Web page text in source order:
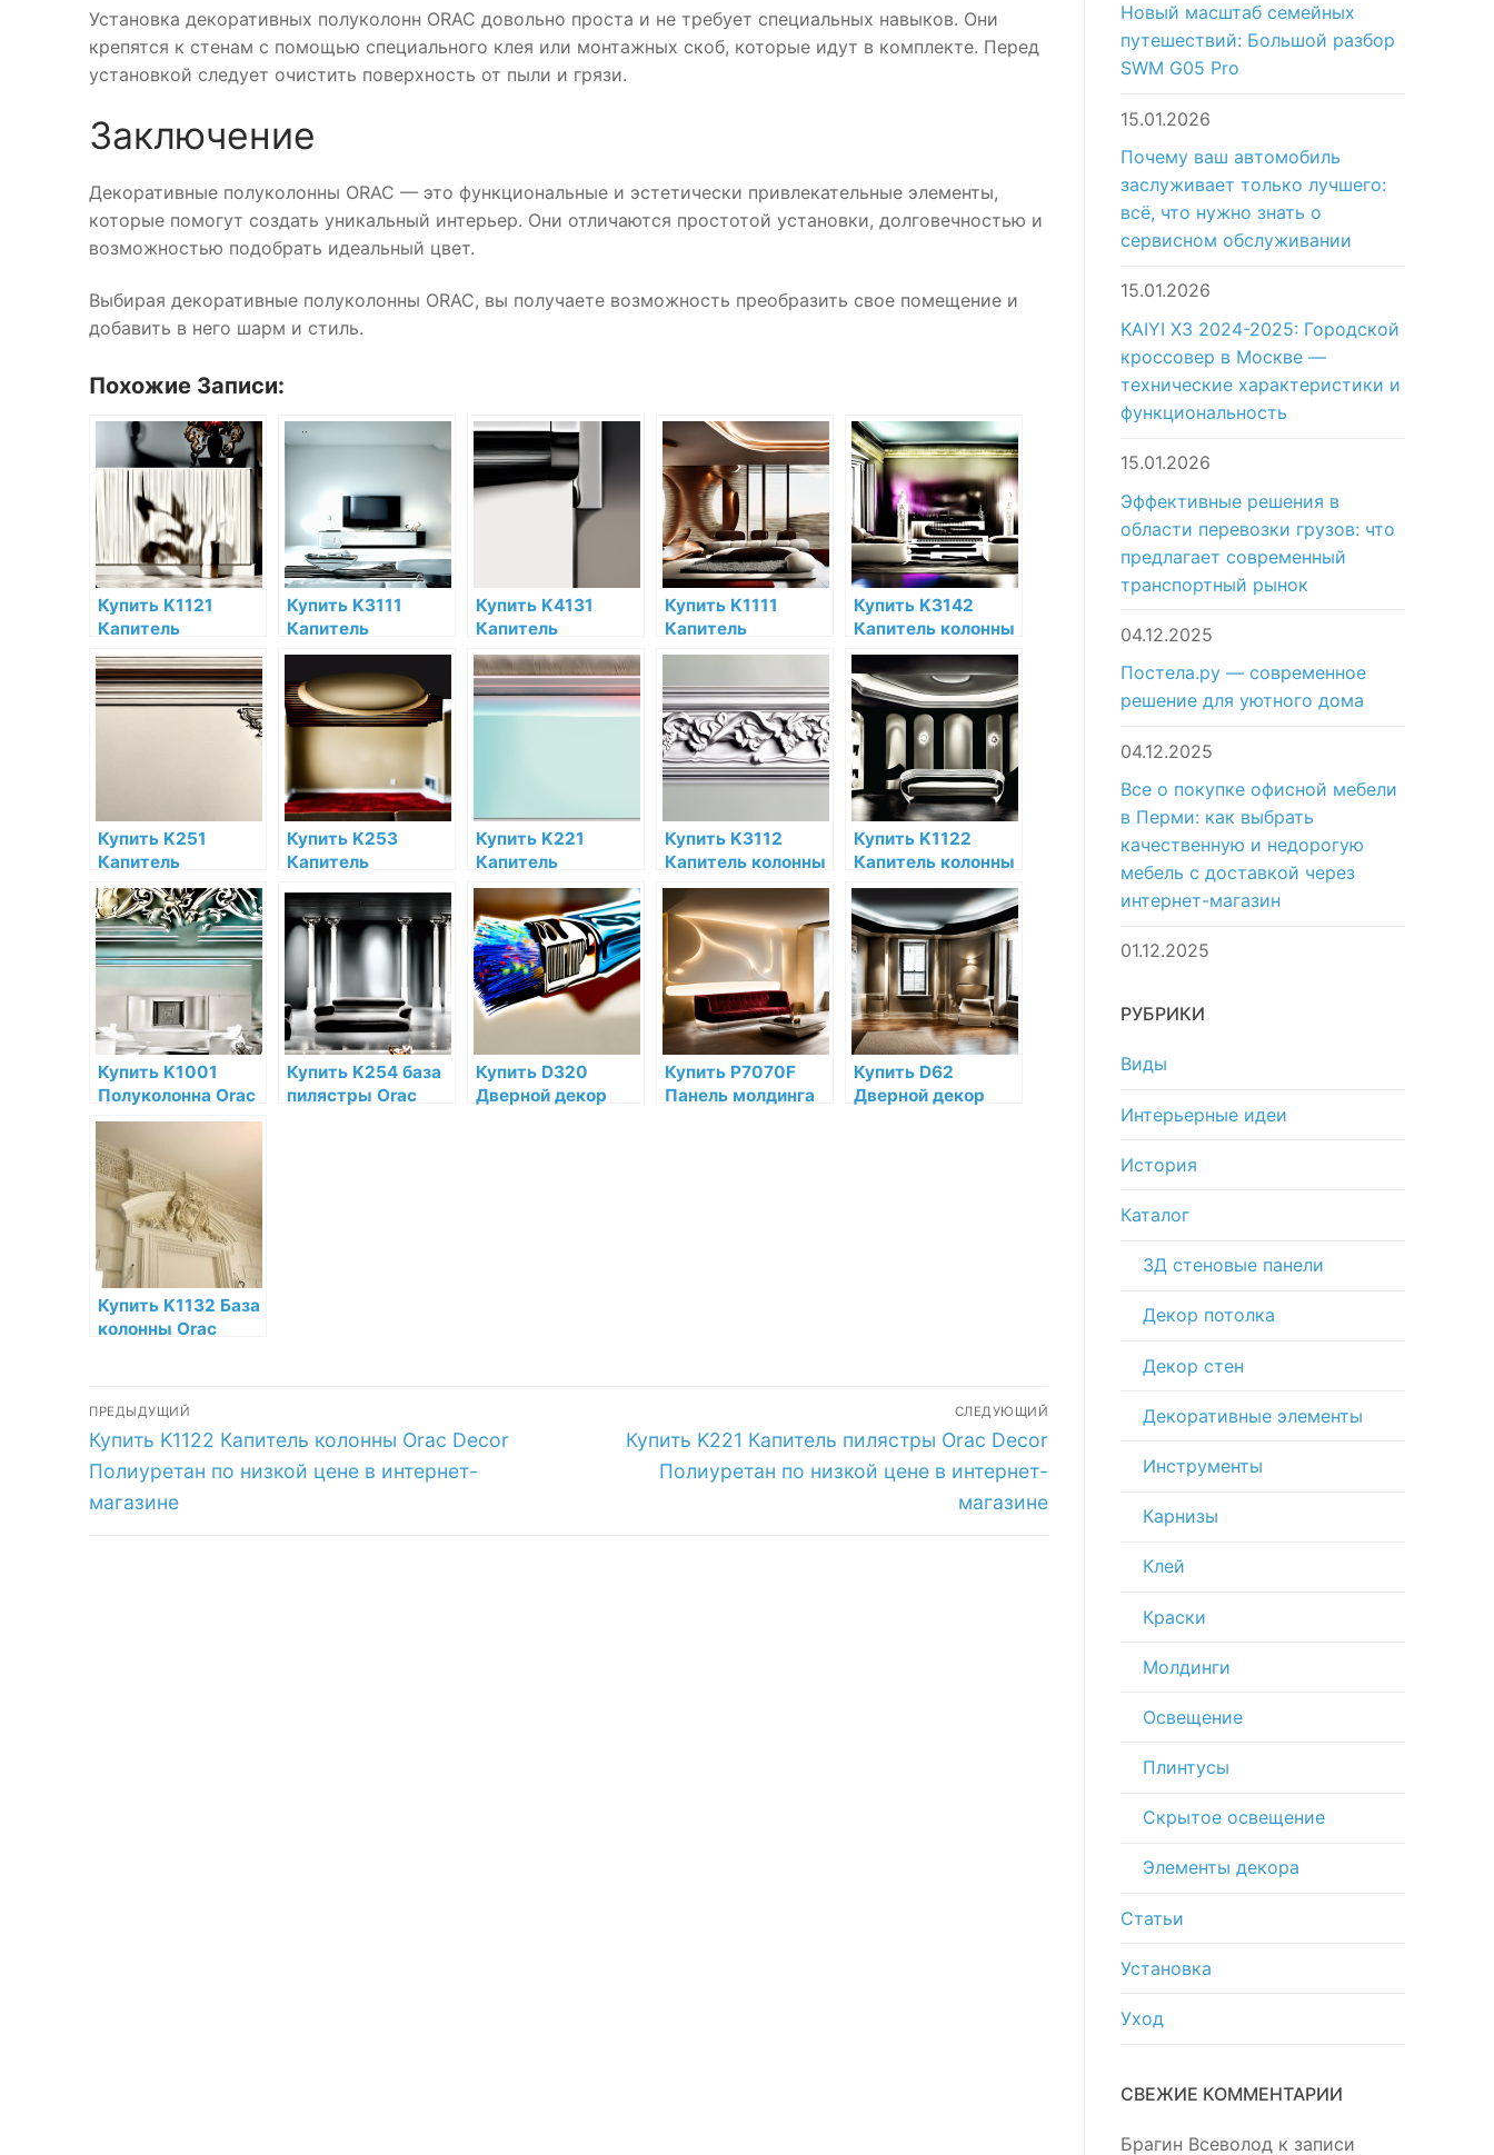
Установка декоративных полуколонн ORAC довольно проста и не требует специальных навыков. Они
крепятся к стенам с помощью специального клея или монтажных скоб, которые идут в комплекте. Перед
установкой следует очистить поверхность от пыли и грязи.
Заключение
Декоративные полуколонны ORAC — это функциональные и эстетически привлекательные элементы,
которые помогут создать уникальный интерьер. Они отличаются простотой установки, долговечностью и
возможностью подобрать идеальный цвет.
Выбирая декоративные полуколонны ORAC, вы получаете возможность преобразить свое помещение и
добавить в него шарм и стиль.
Похожие Записи:
Купить K1121
Капитель
полуколонны Orac
Decor
Дюрополимер
Купить K3111
Капитель
полуколонны Orac
Decor Полиуретан
по низкой цене в
интернет-
магазине
Купить K4131
Капитель
полуколонны Orac
Decor Полиуретан
по низкой цене в
интернет-
Купить K1111
Капитель
полуколонны Orac
Дюрополимер
Orac Decor по
низкой цене в
интернет-
магазине
Купить K3142
Капитель колонны
Orac Decor
Полиуретан по
низкой цене в
интернет-
магазине
Купить K251
Капитель
пилястры Orac
Decor Полиуретан
Orac Decor по
низкой цене в
магазине
Купить K253
Капитель
Decor Полиуретан
по низкой цене в
интернет-
магазине
Купить K221
Капитель
пилястры Orac
Decor Полиуретан
по низкой цене в
интернет-
магазине
Купить K3112
Капитель колонны
Orac Decor
Полиуретан по
низкой цене в
интернет-
магазине
Купить K1122
Капитель колонны
Orac Decor
Полиуретан по
низкой цене в
интернет-
магазине
Купить K1001
Полуколонна Orac
Decor Полиуретан
по низкой цене в
интернет-
магазине
Купить K254 база
пилястры Orac
Купить D320
Дверной декор
Купить P7070F
Панель молдинга
Купить D62
Дверной декор
Купить K1132 База
колонны Orac
интернет-
магазине
Навигация
по
записям
ПРЕДЫДУЩИЙ
Предыдущая
запись:
Купить K1122 Капитель колонны Orac Decor
Полиуретан по низкой цене в интернет-
магазине
СЛЕДУЮЩИЙ
Следующая
запись:
Купить K221 Капитель пилястры Orac Decor
Полиуретан по низкой цене в интернет-
магазине
Новый масштаб семейных
путешествий: Большой разбор
SWM G05 Pro
15.01.2026
Почему ваш автомобиль
заслуживает только лучшего:
всё, что нужно знать о
сервисном обслуживании
15.01.2026
KAIYI X3 2024-2025: Городской
кроссовер в Москве —
технические характеристики и
функциональность
15.01.2026
Эффективные решения в
области перевозки грузов: что
предлагает современный
транспортный рынок
04.12.2025
Постела.ру — современное
решение для уютного дома
04.12.2025
Все о покупке офисной мебели
в Перми: как выбрать
качественную и недорогую
мебель с доставкой через
интернет-магазин
01.12.2025
РУБРИКИ
Виды
Интерьерные идеи
История
Каталог
3Д стеновые панели
Декор потолка
Декор стен
Декоративные элементы
Инструменты
Карнизы
Клей
Краски
Молдинги
Освещение
Плинтусы
Скрытое освещение
Элементы декора
Статьи
Установка
Уход
СВЕЖИЕ КОММЕНТАРИИ
Брагин Всеволод к записи